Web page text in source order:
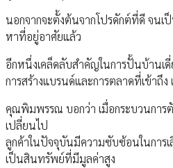
นอกจากจะตั้งต้นจากโปรดักต์ที่ดี จนเ
หาที่อยู่อาศัยแล้ว
อีกหนึ่งเคล็ดลับสำคัญในการปั้นบ้านเ
การสร้างแบรนด์และการตลาดที่เข้าถึ
คุณพิมพรรณ บอกว่า เมื่อกระบวนการ
เปลี่ยนไป
ลูกค้าในปัจจุบันมีความซับซ้อนในการ
เป็นสินทรัพย์ที่มีมูลค่าสูง